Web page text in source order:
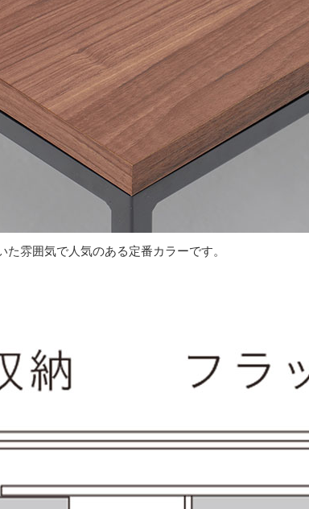
雰囲気で人気のある定番カラーです。